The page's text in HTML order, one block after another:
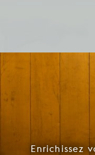
Enrichissez